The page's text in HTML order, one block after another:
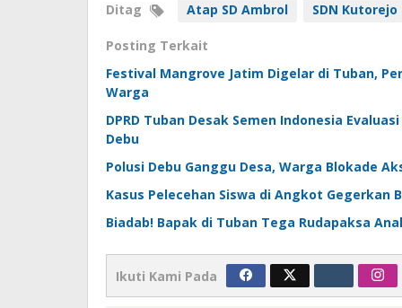
Ditag Atap SD Ambrol SDN
Posting Terkait
Festival Mangrove Jatim Digelar di Tuban,
Warga
DPRD Tuban Desak Semen Indonesia
Debu
Polusi Debu Ganggu Desa, Warga Blokade
Kasus Pelecehan Siswa di Angkot Gegerkan
Biadab! Bapak di Tuban Tega Rudapaksa
Ikuti Kami Pada